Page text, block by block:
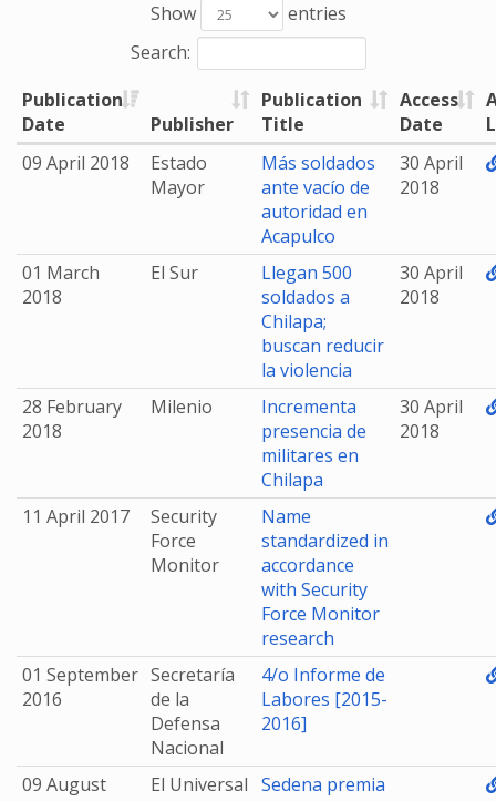
Show
entries
Search:
Publication
Date
Publisher
Publication
Title
Access
Date
09 April 2018
Estado
Mayor
Más soldados
ante vacío de
autoridad en
Acapulco
30 April
2018
01 March
2018
El Sur
Llegan 500
soldados a
Chilapa;
buscan reducir
la violencia
30 April
2018
28 February
2018
Milenio
Incrementa
presencia de
militares en
Chilapa
30 April
2018
11 April 2017
Security
Force
Monitor
Name
standardized in
accordance
with Security
Force Monitor
research
01 September
2016
Secretaría
de la
Defensa
Nacional
4/o Informe de
Labores [2015-
2016]
09 August
El Universal Sedena premia